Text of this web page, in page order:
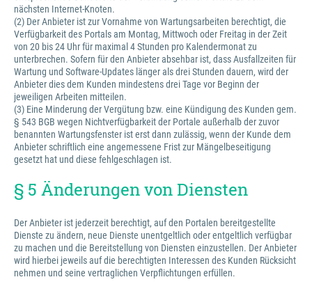
nächsten Internet-Knoten.
(2) Der Anbieter ist zur Vornahme von Wartungsarbeiten berechtigt, die
Verfügbarkeit des Portals am Montag, Mittwoch oder Freitag in der Zeit
von 20 bis 24 Uhr für maximal 4 Stunden pro Kalendermonat zu
unterbrechen. Sofern für den Anbieter absehbar ist, dass Ausfallzeiten für
Wartung und Software-Updates länger als drei Stunden dauern, wird der
Anbieter dies dem Kunden mindestens drei Tage vor Beginn der
jeweiligen Arbeiten mitteilen.
(3) Eine Minderung der Vergütung bzw. eine Kündigung des Kunden gem.
§ 543 BGB wegen Nichtverfügbarkeit der Portale außerhalb der zuvor
benannten Wartungsfenster ist erst dann zulässig, wenn der Kunde dem
Anbieter schriftlich eine angemessene Frist zur Mängelbeseitigung
gesetzt hat und diese fehlgeschlagen ist.
§ 5 Änderungen von Diensten
Der Anbieter ist jederzeit berechtigt, auf den Portalen bereitgestellte
Dienste zu ändern, neue Dienste unentgeltlich oder entgeltlich verfügbar
zu machen und die Bereitstellung von Diensten einzustellen. Der Anbieter
wird hierbei jeweils auf die berechtigten Interessen des Kunden Rücksicht
nehmen und seine vertraglichen Verpflichtungen erfüllen.